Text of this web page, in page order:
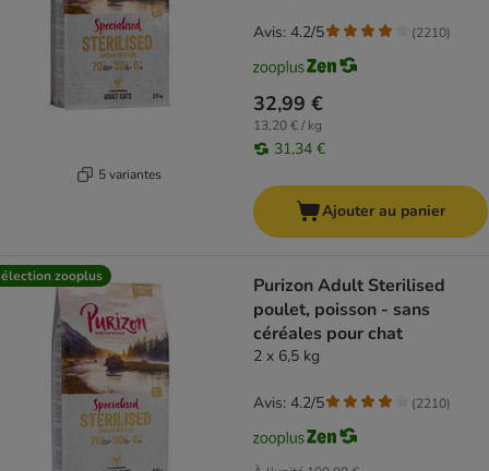
5 variantes
32,99 €
13,20 € / kg
31,34 €
Avis: 4.2/5 (2210)
Ajouter au panier
zooplus
Purizon Adult Sterilised
poulet, poisson - sans
céréales pour chat
2 x 6,5 kg
Avis: 4.2/5 (2210)